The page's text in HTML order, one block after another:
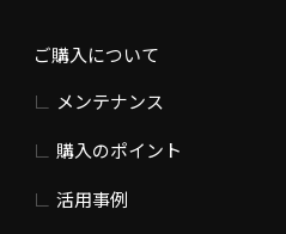
ご購入について
メンテナンス
購入のポイント
活用事例